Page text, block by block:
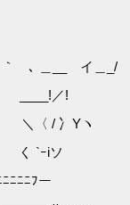
`!
. ＼
イ＿_/
／!
冫Yヽ
iソ
ﾆﾌー